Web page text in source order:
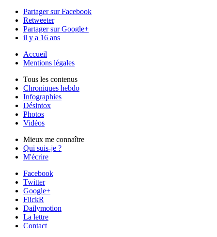
Partager sur Facebook
Retweeter
Partager sur Google+
il y a 16 ans
Accueil
Mentions légales
Tous les contenus
Chroniques hebdo
Infographies
Désintox
Photos
Vidéos
Mieux me connaître
Qui suis-je ?
M'écrire
Facebook
Twitter
Google+
FlickR
Dailymotion
La lettre
Contact